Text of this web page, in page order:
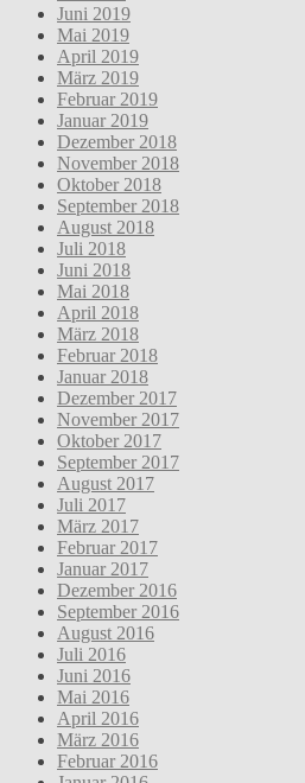
Juni 2019
Mai 2019
April 2019
März 2019
Februar 2019
Januar 2019
Dezember 2018
November 2018
Oktober 2018
September 2018
August 2018
Juli 2018
Juni 2018
Mai 2018
April 2018
März 2018
Februar 2018
Januar 2018
Dezember 2017
November 2017
Oktober 2017
September 2017
August 2017
Juli 2017
März 2017
Februar 2017
Januar 2017
Dezember 2016
September 2016
August 2016
Juli 2016
Juni 2016
Mai 2016
April 2016
März 2016
Februar 2016